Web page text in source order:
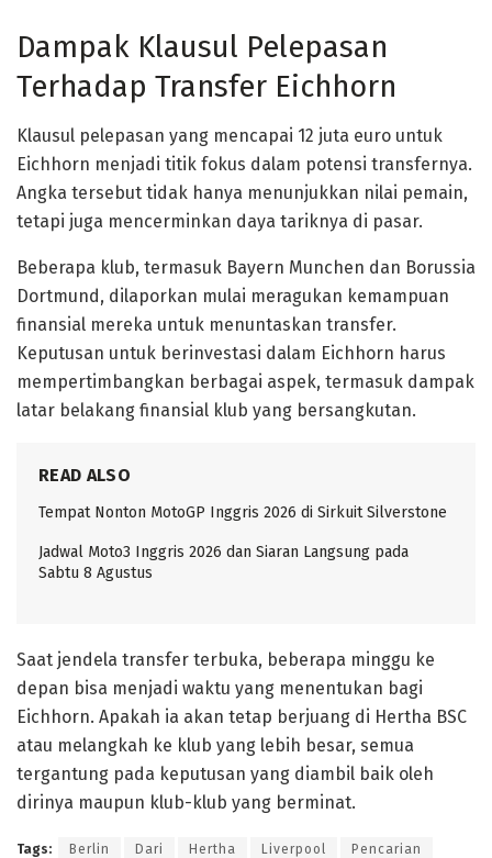
Dampak Klausul Pelepasan
Terhadap Transfer Eichhorn
Klausul pelepasan yang mencapai 12 juta euro untuk
Eichhorn menjadi titik fokus dalam potensi transfernya.
Angka tersebut tidak hanya menunjukkan nilai pemain,
tetapi juga mencerminkan daya tariknya di pasar.
Beberapa klub, termasuk Bayern Munchen dan Borussia
Dortmund, dilaporkan mulai meragukan kemampuan
finansial mereka untuk menuntaskan transfer.
Keputusan untuk berinvestasi dalam Eichhorn harus
mempertimbangkan berbagai aspek, termasuk dampak
latar belakang finansial klub yang bersangkutan.
READ ALSO
Tempat Nonton MotoGP Inggris 2026 di Sirkuit Silverstone
Jadwal Moto3 Inggris 2026 dan Siaran Langsung pada
Sabtu 8 Agustus
Saat jendela transfer terbuka, beberapa minggu ke
depan bisa menjadi waktu yang menentukan bagi
Eichhorn. Apakah ia akan tetap berjuang di Hertha BSC
atau melangkah ke klub yang lebih besar, semua
tergantung pada keputusan yang diambil baik oleh
dirinya maupun klub-klub yang berminat.
Tags: Berlin Dari Hertha Liverpool Pencarian